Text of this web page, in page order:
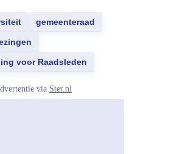
gemeenteraad
voor Raadsleden
via Ster.nl